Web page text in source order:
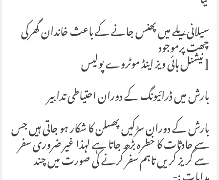
سیلانی ریلے میں پھنس جانے کے باعث خاندان گھرکی
چھت پرموجود
[ نیشنل ہائی ویز اینڈ موٹروے پولیس
بارش میں ڈرائیونگ کے دوران احتیاطی تدابیر
بارش کے دوران سڑکیں پھسلن کا شکار ہو جاتی ہیں جس
سے حادثات کا خطرہ بڑھ جاتا ہے لہذا غیر ضروری سفر
سے گریز کریں تاہم سفر کرنے کی صورت میں چند